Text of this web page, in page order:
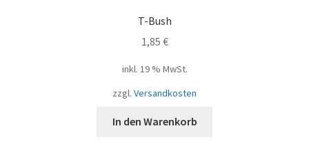
T-Bush
1,85 €
inkl. 19 % MwSt.
zzgl. Versandkosten
In den Warenkorb